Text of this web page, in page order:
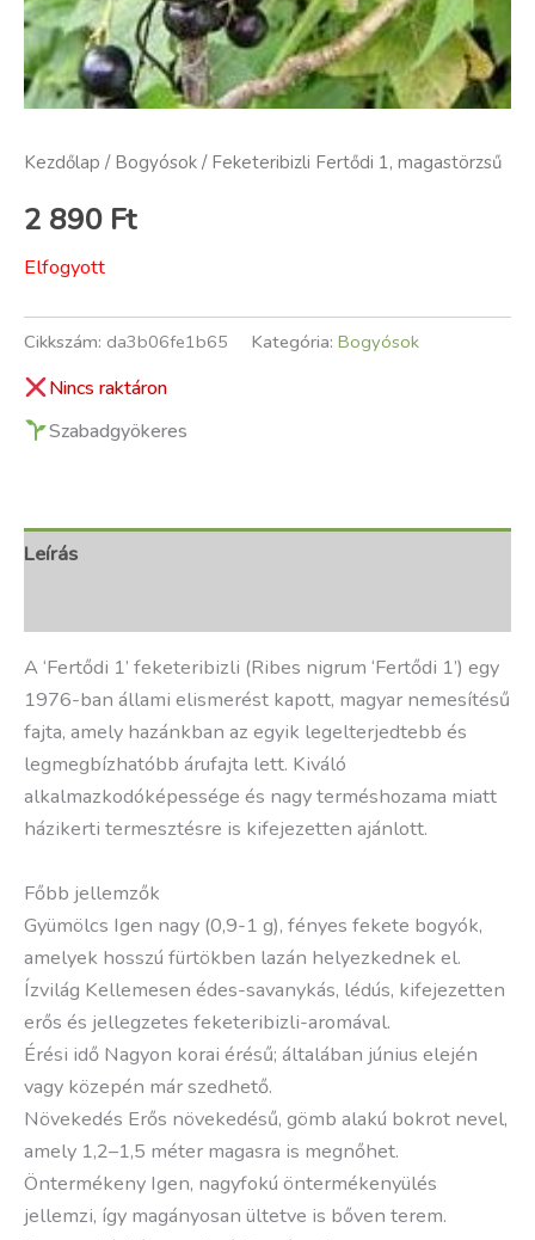
Kezdőlap / Bogyósok / Feketeribizli Fertődi 1, magastörzsű
2 890 Ft
Elfogyott
Cikkszám: da3b06fe1b65 Kategória: Bogyósok
Nincs raktáron
Szabadgyökeres
Leírás
A ‘Fertődi 1’ feketeribizli (Ribes nigrum ‘Fertődi 1’) egy
1976-ban állami elismerést kapott, magyar nemesítésű
fajta, amely hazánkban az egyik legelterjedtebb és
legmegbízhatóbb árufajta lett. Kiváló
alkalmazkodóképessége és nagy terméshozama miatt
házikerti termesztésre is kifejezetten ajánlott.
Főbb jellemzők
Gyümölcs Igen nagy (0,9-1 g), fényes fekete bogyók,
amelyek hosszú fürtökben lazán helyezkednek el.
Ízvilág Kellemesen édes-savanykás, lédús, kifejezetten
erős és jellegzetes feketeribizli-aromával.
Érési idő Nagyon korai érésű; általában június elején
vagy közepén már szedhető.
Növekedés Erős növekedésű, gömb alakú bokrot nevel,
amely 1,2–1,5 méter magasra is megnőhet.
Öntermékeny Igen, nagyfokú öntermékenyülés
jellemzi, így magányosan ültetve is bőven terem.